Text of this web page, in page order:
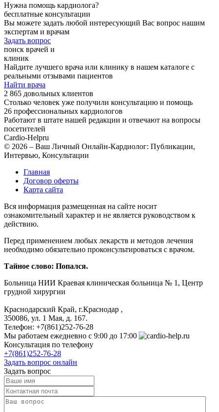
Нужна помощь кардиолога?
бесплатные консультации
Вы можете задать любой интересующий Вас вопрос нашим
экспертам и врачам
Задать вопрос
поиск врачей и
клиник
Найдите лучшего врача или клинику в нашем каталоге с
реальными отзывами пациентов
Найти врача
2 865 довольных клиентов
Столько человек уже получили консультацию и помощь
26 профессиональных кардиологов
Работают в штате нашей редакции и отвечают на вопросы
посетителей
Cardio-Helpru
© 2026 – Ваш Личный Онлайн-Кардиолог: Публикации,
Интервью, Консультации
Главная
Договор оферты
Карта сайта
Вся информация размещенная на сайте носит
ознакомительный характер и не является руководством к
действию.
Перед применением любых лекарств и методов лечения
необходимо обязательно проконсультироваться с врачом.
Тайное слово: Попался.
Больница НИИ Краевая клиническая больница № 1, Центр
грудной хирургии
Краснодарский Край, г.Краснодар ,
350086, ул. 1 Мая, д. 167.
Телефон: +7(861)252-76-28
Мы работаем ежедневно с 9:00 до 17:00
Консультация по телефону
+7(861)252-76-28
Задать вопрос онлайн
Задать вопрос